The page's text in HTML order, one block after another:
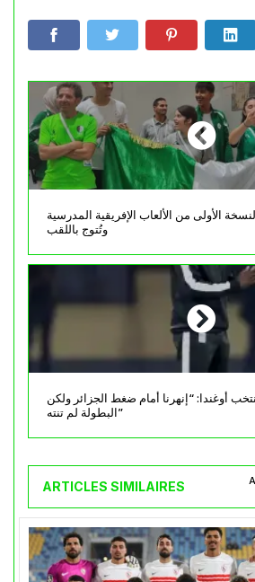
الأولى من الألعاب الإفريقية المدرسية
وتُتوج باللقب
أوغندا: “إنهرنا أمام ضغط الجزائر ولكن
البطولة لم تنته”
ARTICLES SIMILAIRES